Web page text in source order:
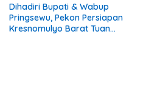
Dihadiri Bupati & Wabup
Pringsewu, Pekon Persiapan
Kresnomulyo Barat Tuan